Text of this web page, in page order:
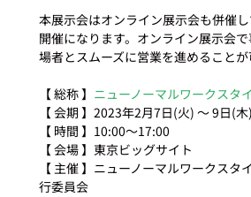
本展示会はオンライン展示会も併催
開催になります。オンライン展示会
場者とスムーズに営業を進めることが
【 総称 】 ニューノーマルワークスタ
【 会期 】2023年2月7日(火) ～ 9日(木)
【 時間 】10:00～17:00
【 会場 】東京ビッグサイト
【 主催 】ニューノーマルワークスタ
行委員会